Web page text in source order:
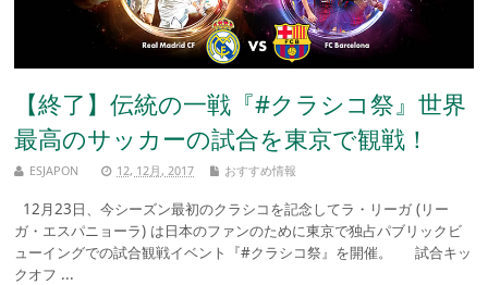
【終了】伝統の一戦『#クラシコ祭』世界
最高のサッカーの試合を東京で観戦！
ESJAPON 12, 12月, 2017 おすすめ情報
12月23日、今シーズン最初のクラシコを記念してラ・リーガ (リー
ガ・エスパニョーラ) は日本のファンのために東京で独占パブリックビ
ューイングでの試合観戦イベント『#クラシコ祭』を開催。 試合キッ
クオフ ...